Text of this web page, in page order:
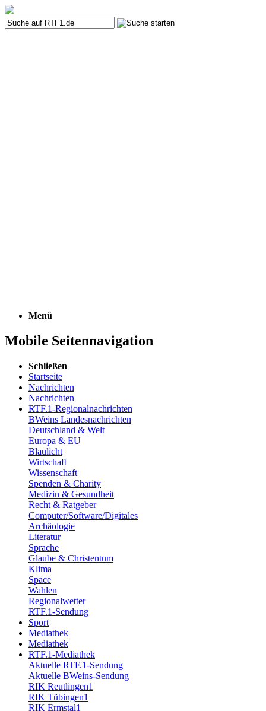
Menü
Mobile Seitennavigation
Schließen
Startseite
Nachrichten
Nachrichten
RTF.1-Regionalnachrichten
BWeins Landesnachrichten
Deutschland & Welt
Europa & EU
Blaulicht
Wirtschaft
Wissenschaft
Spenden & Charity
Medizin & Gesundheit
Recht & Ratgeber
Computer/Software/Digitales
Archäologie
Literatur
Sprache
Glaube & Christentum
Klima
Space
Wahlen
Regionalwetter
RTF.1-Sendung
Sport
Mediathek
Mediathek
RTF.1-Mediathek
Aktuelle RTF.1-Sendung
Aktuelle BWeins-Sendung
RIK Reutlingen1
RIK Tübingen1
RIK Ermstal1